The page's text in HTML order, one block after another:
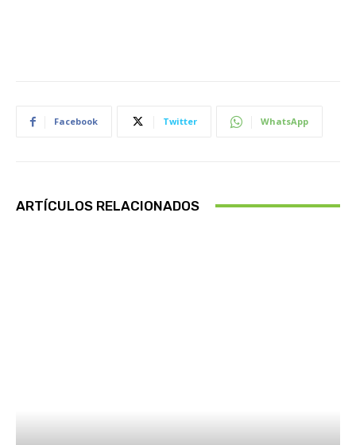
Facebook Twitter WhatsApp
ARTÍCULOS RELACIONADOS